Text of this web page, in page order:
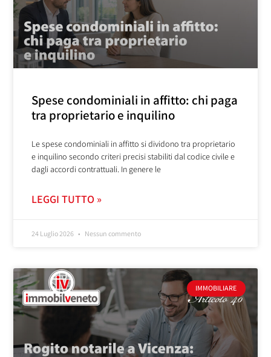
Spese condominiali in affitto: chi paga
tra proprietario e inquilino
Le spese condominiali in affitto si dividono tra proprietario
e inquilino secondo criteri precisi stabiliti dal codice civile e
dagli accordi contrattuali. In genere le
LEGGI TUTTO »
24 Luglio 2026 Nessun commento
IMMOBILIARE